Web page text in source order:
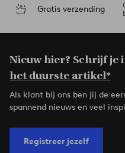
Gratis verzending
Nieuw hier? Schrijf je
het duurste artikel*
Als klant bij ons ben jij de
spannend nieuws en veel
Registreer jezelf